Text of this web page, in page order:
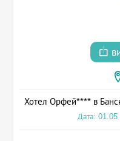
Хотел Орфей**** в
Дата: